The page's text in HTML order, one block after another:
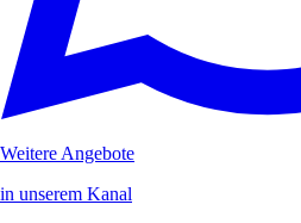
Weitere Angebote
in unserem Kanal